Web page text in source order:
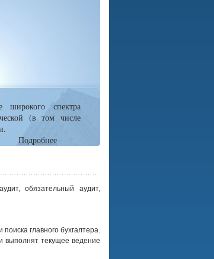
широкого спектра
(в том числе
Подробнее
обязательный аудит,
главного бухгалтера.
текущее ведение